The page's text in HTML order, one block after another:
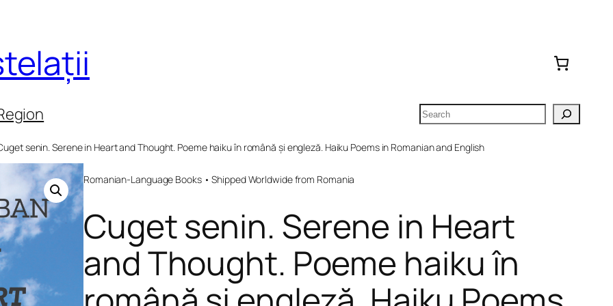
Search
senin. Serene in Heart and Thought. Poeme haiku în română și engleză. Haiku Poems in Romanian and English
Romanian-Language Books • Shipped Worldwide from Romania
Cuget senin. Serene in Heart
and Thought. Poeme haiku în